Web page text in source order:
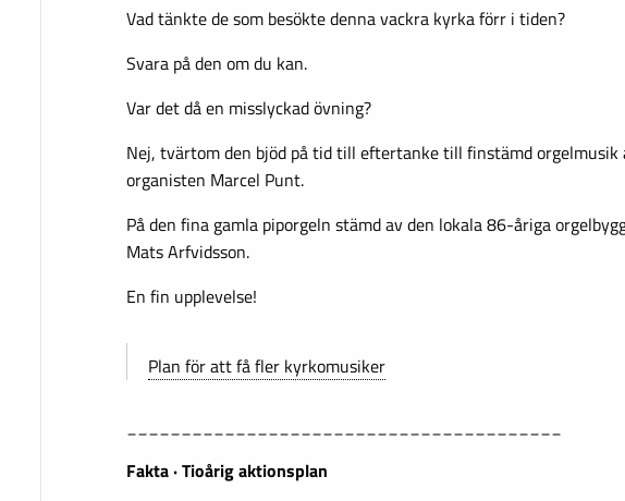
Vad tänkte de som besökte denna vackra kyrka förr i tiden?
Svara på den om du kan.
Var det då en misslyckad övning?
Nej, tvärtom den bjöd på tid till eftertanke till finstämd orgelmusik
organisten Marcel Punt.
På den fina gamla piporgeln stämd av den lokala 86-åriga
Mats Arfvidsson.
En fin upplevelse!
Plan för att få fler kyrkomusiker
Fakta · Tioårig aktionsplan